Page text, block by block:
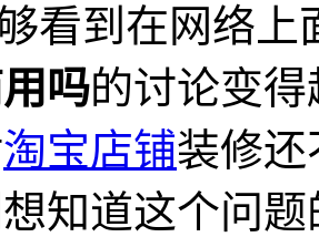
看到在网络上
吗的讨论变
淘宝店铺装修
知道这个问